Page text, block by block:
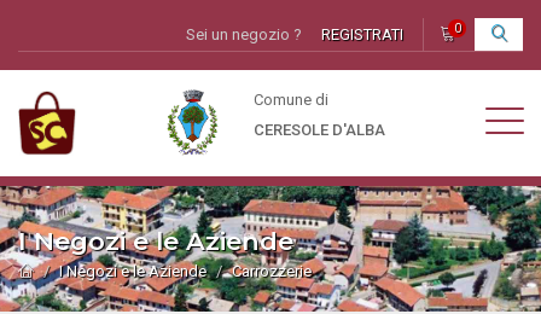
Sei un negozio ? REGISTRATI 0
Comune di
CERESOLE D'ALBA
I Negozi e le Aziende
I Negozi e le Aziende Carrozzerie